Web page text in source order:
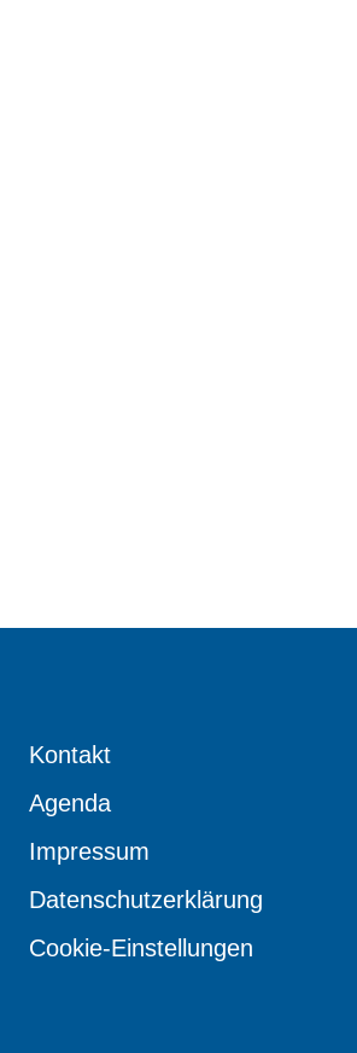
Kontakt
Agenda
Impressum
Datenschutzerklärung
Cookie-Einstellungen